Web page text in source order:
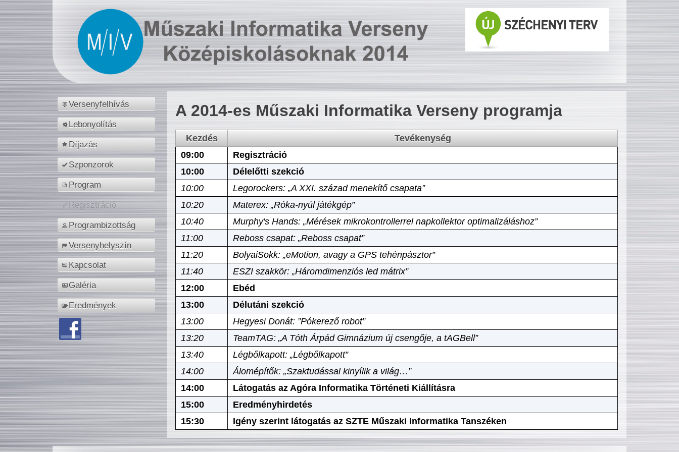
Versenyfelhívás
Lebonyolítás
Díjazás
Szponzorok
Program
Regisztráció
Programbizottság
Versenyhelyszín
Kapcsolat
Galéria
Eredmények
A 2014-es Műszaki Informatika Verseny programja
Kezdés
Tevékenység
09:00
Regisztráció
10:00
Délelőtti szekció
10:00
Legorockers: „A XXI. század menekítő csapata”
10:20
Materex: „Róka-nyúl játékgép”
10:40
Murphy's Hands: „Mérések mikrokontrollerrel napkollektor optimalizáláshoz”
11:00
Reboss csapat: „Reboss csapat”
11:20
BolyaiSokk: „eMotion, avagy a GPS tehénpásztor”
11:40
ESZI szakkör: „Háromdimenziós led mátrix”
12:00
Ebéd
13:00
Délutáni szekció
13:00
Hegyesi Donát: ”Pókerező robot”
13:20
TeamTAG: „A Tóth Árpád Gimnázium új csengője, a tAGBell”
13:40
Légbőlkapott: „Légbőlkapott”
14:00
Álomépítők: „Szaktudással kinyílik a világ…”
14:00
Látogatás az Agóra Informatika Történeti Kiállításra
15:00
Eredményhirdetés
15:30
Igény szerint látogatás az SZTE Műszaki Informatika Tanszéken